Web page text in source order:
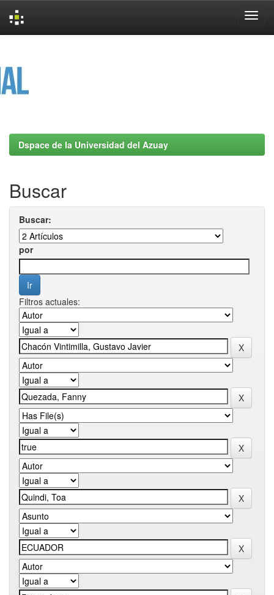
Dspace de la Universidad del Azuay
Buscar
Buscar:
por
Filtros actuales: